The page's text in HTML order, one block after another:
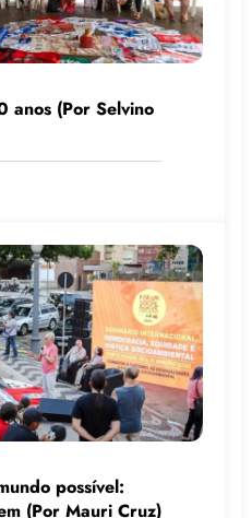
anos (Por Selvino
possível:
(Por Mauri Cruz)